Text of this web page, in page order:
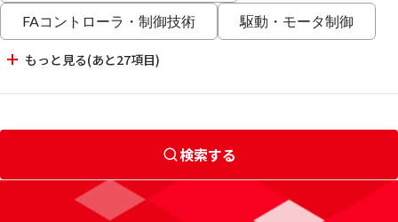
FAコントローラ・制御技術 駆動・モータ制御
もっと見る(あと27項目)
検索する